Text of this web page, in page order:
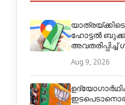
ഹോട്ടൽ ബുക്ക്
Aug 9, 2026